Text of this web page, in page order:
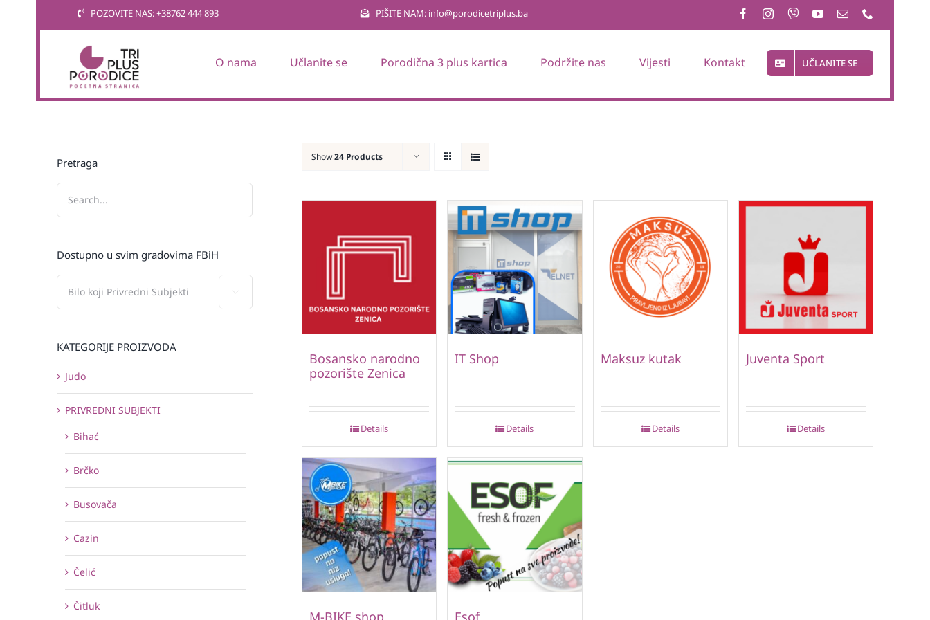
POZOVITE NAS: +38762 444 893 PIŠITE NAM: info@porodicetriplus.ba
O nama Učlanite se Porodična 3 plus kartica Podržite nas Vijesti Kontakt UČLANITE SE
Show24 Products
Bosansko narodno
pozorište Zenica
Details
IT Shop
Details
Maksuz kutak
Details
Juventa Sport
Details
M-BIKE shop Esof
Pretraga
Dostupno u svim gradovima FBiH
KATEGORIJE PROIZVODA
Judo
PRIVREDNI SUBJEKTI
Bihać
Brčko
Busovača
Cazin
Čelić
Čitluk